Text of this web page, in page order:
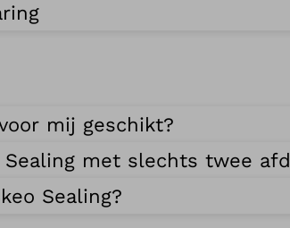
mij geschikt?
Sealing met slechts twee
Sealing?